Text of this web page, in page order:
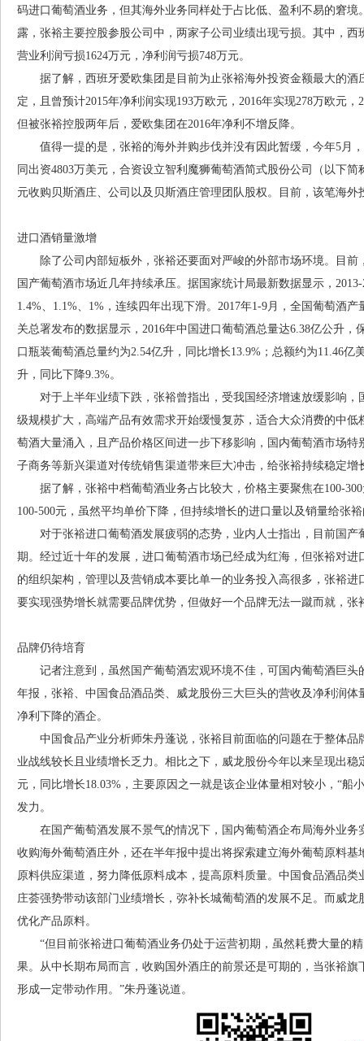
码进口葡萄酒业务，但其海外业务同样处于占比低、盈利不易的窘境
露，张裕主要控股参股公司中，两家子公司业绩出现亏损。其中，西
营业利润亏损1624万元，净利润亏损748万元。
据了解，西班牙爱欧集团是目前为止张裕海外投资金额最大的酒
定，且曾预计2015年净利润实现193万欧元，2016年实现278万欧元
但被张裕控股两年后，爱欧集团在2016年净利不增反降。
值得一提的是，张裕的海外并购步伐并没有因此暂缓，今年5月
同出资4803万美元，合资设立智利魔狮葡萄酒简式股份公司（以下
元收购贝斯酒庄、公司以及贝斯酒庄管理团队股权。目前，该笔海外
进口酒销量激增
除了公司内部短板外，张裕还要面对严峻的外部市场环境。目前
国产葡萄酒市场近几年持续承压。据国家统计局最新数据显示，
1.4%、1.1%、1%，连续四年出现下滑。2017年1-9月，全国葡萄酒
关总署发布的数据显示，2016年中国进口葡萄酒总量达6.38亿公升，
口瓶装葡萄酒总量约为2.54亿升，同比增长13.9%；总额约为11.46亿
升，同比下降9.3%。
对于上半年业绩下跌，张裕曾指出，受我国经济增速放缓影响，
级规模扩大，高端产品有效需求开始缓慢复苏，适合大众消费的中
萄酒大量涌入，且产品价格区间进一步下移影响，国内葡萄酒市场
子商务等新兴渠道对传统销售渠道带来巨大冲击，给张裕持续稳定增
据了解，张裕中档葡萄酒业务占比较大，价格主要聚焦在100-
100-500元，虽然平均单价下降，但持续增长的进口量以及销量给张
对于张裕进口葡萄酒发展疲弱的态势，业内人士指出，目前国产
期。经过近十年的发展，进口葡萄酒市场已经成为红海，但张裕对
的组织架构，管理以及营销成本要比单一的业务投入高很多，张裕
要实现强势增长就需要品牌优势，但做好一个品牌无法一蹴而就，张
品牌仍待培育
记者注意到，虽然国产葡萄酒宏观环境不佳，可国内葡萄酒巨头
年报，张裕、中国食品酒品类、威龙股份三大巨头的营收及净利润
净利下降的酒企。
中国食品产业分析师朱丹蓬说，张裕目前面临的问题在于整体品
业战线较长且业绩增长乏力。相比之下，威龙股份今年以来呈现出稳
元，同比增长18.03%，主要原因之一就是该企业体量相对较小，“船
发力。
在国产葡萄酒发展不景气的情况下，国内葡萄酒企布局海外业务
收购海外葡萄酒庄外，还在半年报中提出将探索建立海外葡萄原料
原料供应渠道，努力降低原料成本，提高原料质量。中国食品酒品
庄荟强势带动该部门业绩增长，弥补长城葡萄酒的发展不足。而威
优化产品原料。
“但目前张裕进口葡萄酒业务仍处于运营初期，虽然耗费大量的
果。从中长期布局而言，收购国外酒庄的前景还是可期的，当张裕
形成一定带动作用。”朱丹蓬说道。